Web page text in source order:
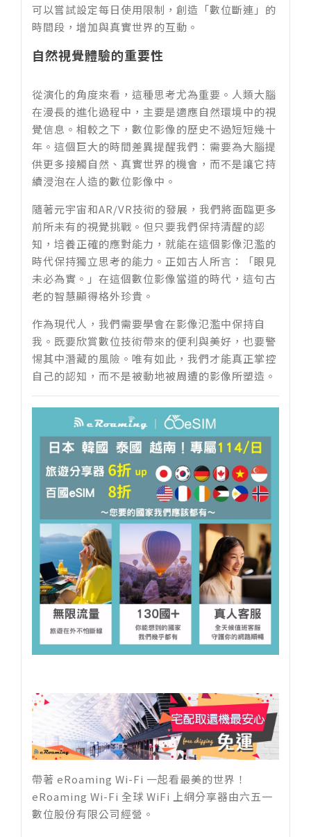
可以嘗試設定每日使用限制，創造「數位斷連」的
時間段，增加與真實世界的互動。
自然視覺體驗的重要性
從演化的角度來看，這種思考尤為重要。人類大腦
在漫長的進化過程中，主要是適應自然環境中的視
覺信息。相較之下，數位影像的歷史不過短短幾十
年。這個巨大的時間差異提醒我們：需要為大腦提
供更多接觸自然、真實世界的機會，而不是讓它持
續浸泡在人造的數位影像中。
隨著元宇宙和AR/VR技術的發展，我們將面臨更多
前所未有的視覺挑戰。但只要我們保持清醒的認
知，培養正確的應對能力，就能在這個影像氾濫的
時代保持獨立思考的能力。正如古人所言：「眼見
未必為實。」在這個數位影像當道的時代，這句古
老的智慧顯得格外珍貴。
作為現代人，我們需要學會在影像氾濫中保持自
我。既要欣賞數位技術帶來的便利與美好，也要警
惕其中潛藏的風險。唯有如此，我們才能真正掌控
自己的認知，而不是被動地被周遭的影像所塑造。
帶著 eRoaming Wi-Fi 一起看最美的世界！
eRoaming Wi-Fi 全球 WiFi 上網分享器由六五一
數位股份有限公司經營。